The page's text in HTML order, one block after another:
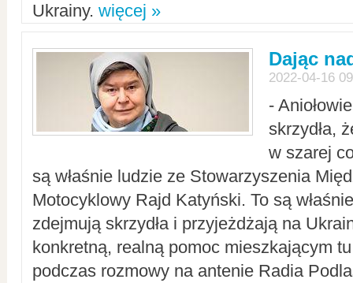
Ukrainy. więcej »
Dając
2022-04-16
-
skrzydła,
w szarej
są właśnie ludzie ze Stowarzyszenia
Motocyklowy Rajd Katyński. To są
zdejmują skrzydła i przyjeżdżają na
konkretną, realną pomoc mieszkającym
podczas rozmowy na antenie Radia